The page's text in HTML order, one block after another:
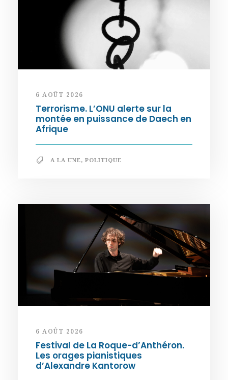
6 AOÛT 2026
Terrorisme. L’ONU alerte sur la
montée en puissance de Daech en
Afrique
A LA UNE, POLITIQUE
6 AOÛT 2026
Festival de La Roque-d’Anthéron.
Les orages pianistiques
d’Alexandre Kantorow